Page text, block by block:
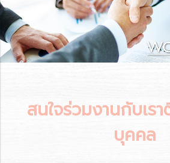
สนใจร่วมงานกับเร
บุคคล